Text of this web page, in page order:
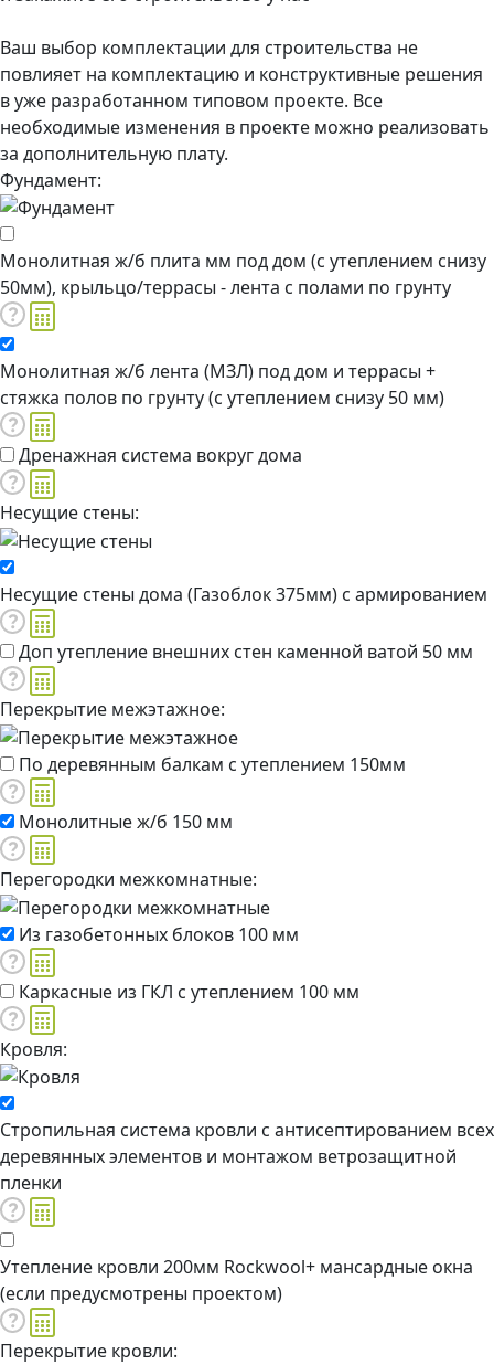
Ваш выбор комплектации для строительства не
повлияет на комплектацию и конструктивные решения
в уже разработанном типовом проекте. Все
необходимые изменения в проекте можно реализовать
за дополнительную плату.
Фундамент:
Монолитная ж/б плита мм под дом (с утеплением снизу
50мм), крыльцо/террасы - лента с полами по грунту
Монолитная ж/б лента (МЗЛ) под дом и террасы +
стяжка полов по грунту (с утеплением снизу 50 мм)
Дренажная система вокруг дома
Несущие стены:
Несущие стены дома (Газоблок 375мм) с армированием
Доп утепление внешних стен каменной ватой 50 мм
Перекрытие межэтажное:
По деревянным балкам с утеплением 150мм
Монолитные ж/б 150 мм
Перегородки межкомнатные:
Из газобетонных блоков 100 мм
Каркасные из ГКЛ с утеплением 100 мм
Кровля:
Стропильная система кровли с антисептированием всех
деревянных элементов и монтажом ветрозащитной
пленки
Утепление кровли 200мм Rockwool+ мансардные окна
(если предусмотрены проектом)
Перекрытие кровли: